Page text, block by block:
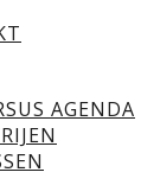
AGENDA